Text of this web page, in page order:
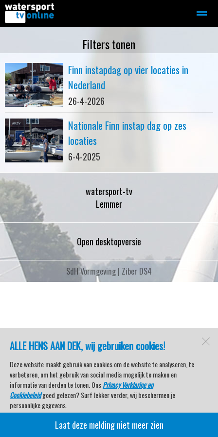
Motorboot-sloep Adverteren
Home
ALLE HENS AAN DEK, wij gebruiken cookies!
Deze website maakt gebruik van cookies om de website te analyseren, te
verbeteren, om het gebruik van social media mogelijk te maken en
informatie van derden te tonen. OnsPrivacy Verklaring en
Cookiebeleidgoed gelezen? Surf lekker verder, wij beschermen je
persoonlijke gegevens.
Veel kijkplezier met Watersport TV Beleving & Nieuws!
Laat deze melding niet meer zien
Filters tonen
Finn instapdag op vier locaties in
Nederland
26-4-2026
Nationale Finn instap dag op zes
locaties
6-4-2025
watersport-tv
Lemmer
Open desktopversie
SdH Vormgeving | Ziber DS4